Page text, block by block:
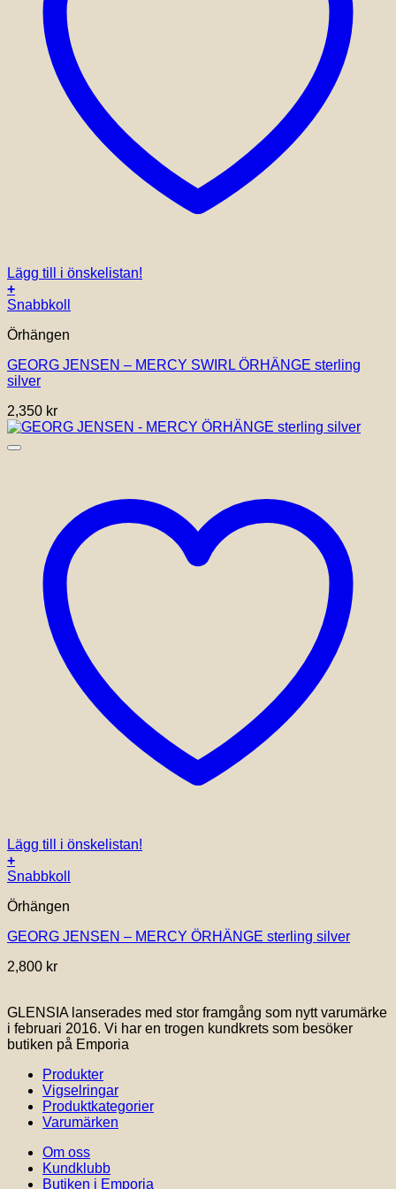
Lägg till i önskelistan!
+
Snabbkoll
Örhängen
GEORG JENSEN – MERCY SWIRL ÖRHÄNGE sterling
silver
2,350 kr
Lägg till i önskelistan!
+
Snabbkoll
Örhängen
GEORG JENSEN – MERCY ÖRHÄNGE sterling silver
2,800 kr
GLENSIA lanserades med stor framgång som nytt varumärke
i februari 2016. Vi har en trogen kundkrets som besöker
butiken på Emporia
Produkter
Vigselringar
Produktkategorier
Varumärken
Om oss
Kundklubb
Butiken i Emporia